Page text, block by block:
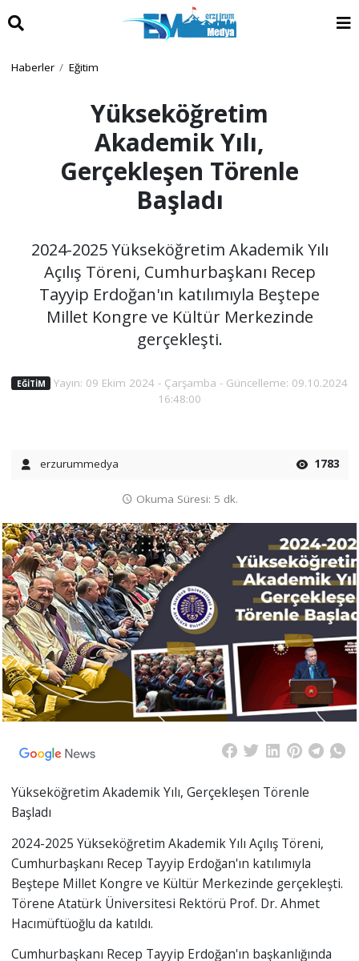
Haberler Eğitim
Yükseköğretim
Akademik Yılı,
Gerçekleşen Törenle
Başladı
2024-2025 Yükseköğretim Akademik Yılı
Açılış Töreni, Cumhurbaşkanı Recep
Tayyip Erdoğan'ın katılımıyla Beştepe
Millet Kongre ve Kültür Merkezinde
gerçekleşti.
EĞITIM
Yayın: 09 Ekim 2024 - Çarşamba - Güncelleme: 09.10.2024
16:48:00
erzurummedya 1783
Okuma Süresi: 5 dk.
Yükseköğretim Akademik Yılı, Gerçekleşen Törenle
Başladı
2024-2025 Yükseköğretim Akademik Yılı Açılış Töreni,
Cumhurbaşkanı Recep Tayyip Erdoğan'ın katılımıyla
Beştepe Millet Kongre ve Kültür Merkezinde gerçekleşti.
Törene Atatürk Üniversitesi Rektörü Prof. Dr. Ahmet
Hacımüftüoğlu da katıldı.
Cumhurbaşkanı Recep Tayyip Erdoğan'ın başkanlığında